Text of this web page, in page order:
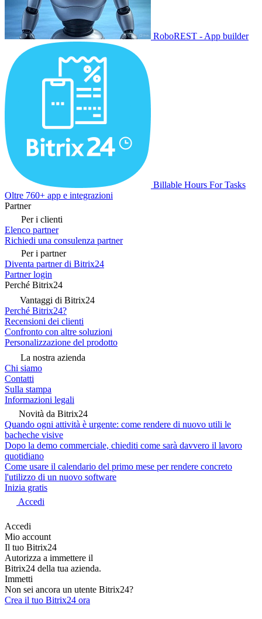
RoboREST - App builder
Billable Hours For Tasks
Oltre 760+ app e integrazioni
Partner
Per i clienti
Elenco partner
Richiedi una consulenza partner
Per i partner
Diventa partner di Bitrix24
Partner login
Perché Bitrix24
Vantaggi di Bitrix24
Perché Bitrix24?
Recensioni dei clienti
Confronto con altre soluzioni
Personalizzazione del prodotto
La nostra azienda
Chi siamo
Contatti
Sulla stampa
Informazioni legali
Novità da Bitrix24
Quando ogni attività è urgente: come rendere di nuovo utili le
bacheche visive
Dopo la demo commerciale, chiediti come sarà davvero il lavoro
quotidiano
Come usare il calendario del primo mese per rendere concreto
l'utilizzo di un nuovo software
Inizia gratis
Accedi
Accedi
Mio account
Il tuo Bitrix24
Autorizza a immettere il
Bitrix24 della tua azienda.
Immetti
Non sei ancora un utente Bitrix24?
Crea il tuo Bitrix24 ora